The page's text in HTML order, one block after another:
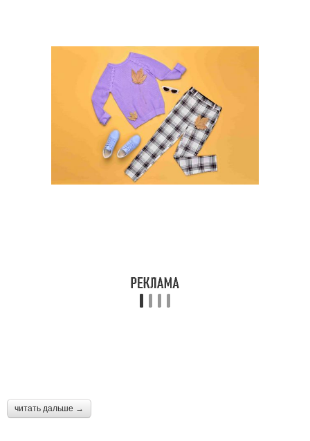
читать дальше →